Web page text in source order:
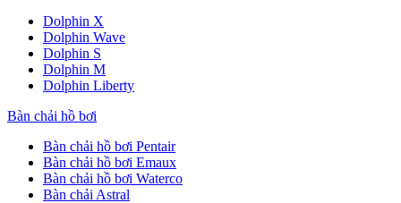
Dolphin X
Dolphin Wave
Dolphin S
Dolphin M
Dolphin Liberty
Bàn chải hồ bơi
Bàn chải hồ bơi Pentair
Bàn chải hồ bơi Emaux
Bàn chải hồ bơi Waterco
Bàn chải Astral